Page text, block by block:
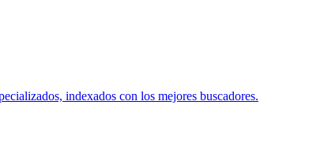
indexados con los mejores buscadores.